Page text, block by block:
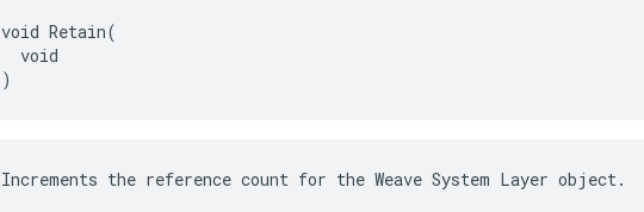
void Retain(
  void
)
Increments the reference count for the Weave System Layer object.